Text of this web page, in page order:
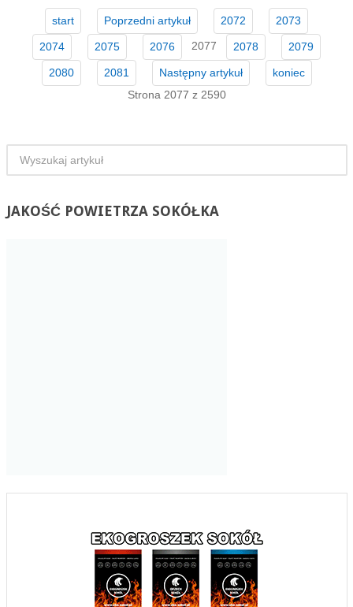
start Poprzedni artykuł 2072 2073
2074 2075 2076 2077 2078 2079
2080 2081 Następny artykuł
koniec
Strona 2077 z 2590
JAKOŚĆPOWIETRZA SOKÓŁKA